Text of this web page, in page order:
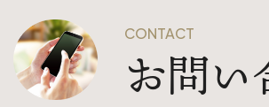
CONTACT
お問い